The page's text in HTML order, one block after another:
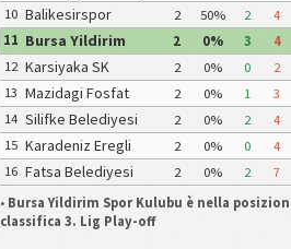
Spor Kulubu
10 Balikesirspor 2 50% 2 4
11 Bursa Yildirim
Spor Kulubu
2 0% 3 4
12 Karsiyaka SK 2 0% 0 2
13 Mazidagi Fosfat
Spor Kulubu
2 0% 1 3
14 Silifke Belediyesi
Spor Kulubu
2 0% 2 4
15 Karadeniz Eregli
Belediye Spor Kulubu
2 0% 0 4
16 Fatsa Belediyesi
Spor Kulubu
2 0% 2 7
• Bursa Yildirim Spor Kulubu è nella
classifica 3. Lig Play-off